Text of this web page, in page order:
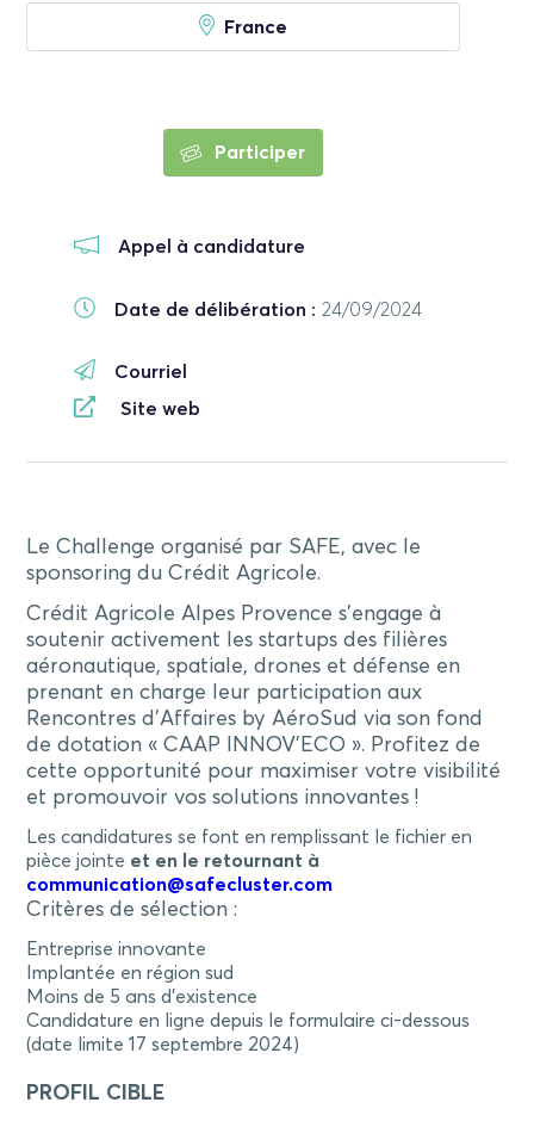
France
Participer
Appel à candidature
Date de délibération : 24/09/2024
Courriel
Site web
Le Challenge organisé par SAFE, avec le
sponsoring du Crédit Agricole.
Crédit Agricole Alpes Provence s’engage à
soutenir activement les startups des filières
aéronautique, spatiale, drones et défense en
prenant en charge leur participation aux
Rencontres d’Affaires by AéroSud via son fond
de dotation « CAAP INNOV’ECO ». Profitez de
cette opportunité pour maximiser votre visibilité
et promouvoir vos solutions innovantes !
Les candidatures se font en remplissant le fichier en
pièce jointe et en le retournant à
communication@safecluster.com
Critères de sélection :
Entreprise innovante
Implantée en région sud
Moins de 5 ans d’existence
Candidature en ligne depuis le formulaire ci-dessous
(date limite 17 septembre 2024)
PROFIL CIBLE